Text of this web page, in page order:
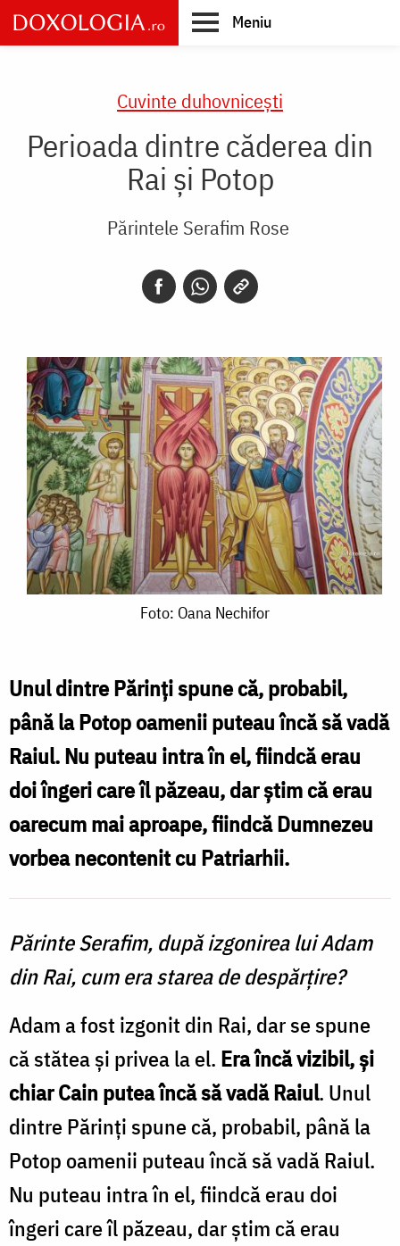
Skip
to
main
Meniu
Cuvinte duhovnicești
Perioada dintre căderea din
Rai şi Potop
Părintele Serafim Rose
Foto: Oana Nechifor
Unul dintre Părinţi spune că, probabil,
până la Potop oamenii puteau încă să vadă
Raiul. Nu puteau intra în el, fiindcă erau
doi îngeri care îl păzeau, dar ştim că erau
oarecum mai aproape, fiindcă Dumnezeu
vorbea necontenit cu Patriarhii.
Părinte Serafim, după izgonirea lui Adam
din Rai, cum era starea de despărţire?
Adam a fost izgonit din Rai, dar se spune
că stătea şi privea la el. Era încă vizibil, şi
chiar Cain putea încă să vadă Raiul. Unul
dintre Părinţi spune că, probabil, până la
Potop oamenii puteau încă să vadă Raiul.
Nu puteau intra în el, fiindcă erau doi
îngeri care îl păzeau, dar ştim că erau